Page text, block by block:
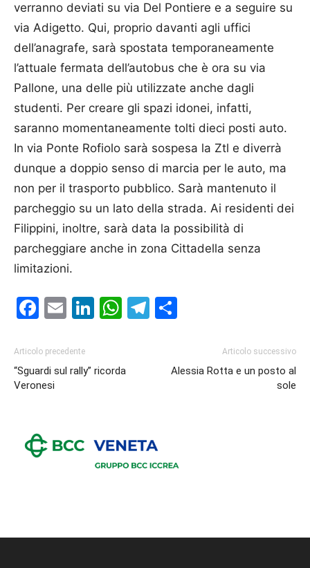
verranno deviati su via Del Pontiere e a seguire su
via Adigetto. Qui, proprio davanti agli uffici
dell’anagrafe, sarà spostata temporaneamente
l’attuale fermata dell’autobus che è ora su via
Pallone, una delle più utilizzate anche dagli
studenti. Per creare gli spazi idonei, infatti,
saranno momentaneamente tolti dieci posti auto.
In via Ponte Rofiolo sarà sospesa la Ztl e diverrà
dunque a doppio senso di marcia per le auto, ma
non per il trasporto pubblico. Sarà mantenuto il
parcheggio su un lato della strada. Ai residenti dei
Filippini, inoltre, sarà data la possibilità di
parcheggiare anche in zona Cittadella senza
limitazioni.
Facebook
EmailLinkedIn
WhatsApp
Telegram
Articolo precedente
“Sguardi sul rally” ricorda
Veronesi
Articolo successivo
Alessia Rotta e un posto al
sole